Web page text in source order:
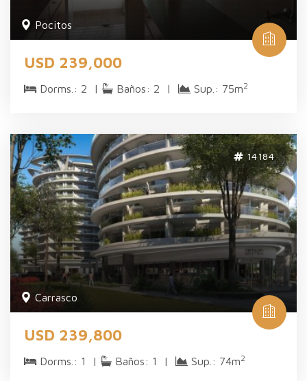
Pocitos
USD 239,000
Dorms.: 2 | Baños: 2 | Sup.: 75m2
14184
Carrasco
USD 239,800
Dorms.: 1 | Baños: 1 | Sup.: 74m2